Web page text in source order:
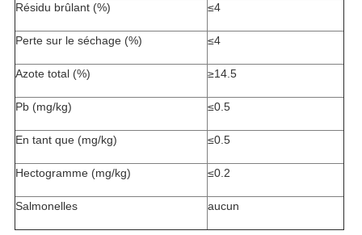
Résidu brûlant (%) ≤4
Perte sur le séchage (%) ≤4
Azote total (%) ≥14.5
Pb (mg/kg) ≤0.5
En tant que (mg/kg) ≤0.5
Hectogramme (mg/kg) ≤0.2
Salmonelles aucun